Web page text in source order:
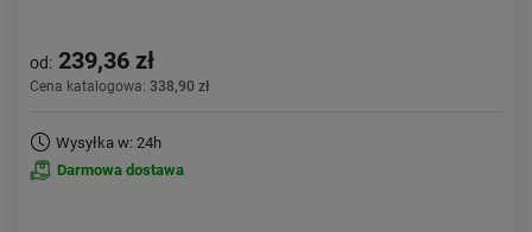
od: 239,36 zł
Cena katalogowa: 338,90 zł
Wysyłka w: 24h
Darmowa dostawa